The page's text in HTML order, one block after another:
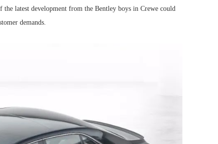
latest development from the Bentley boys in Crewe could
demands.